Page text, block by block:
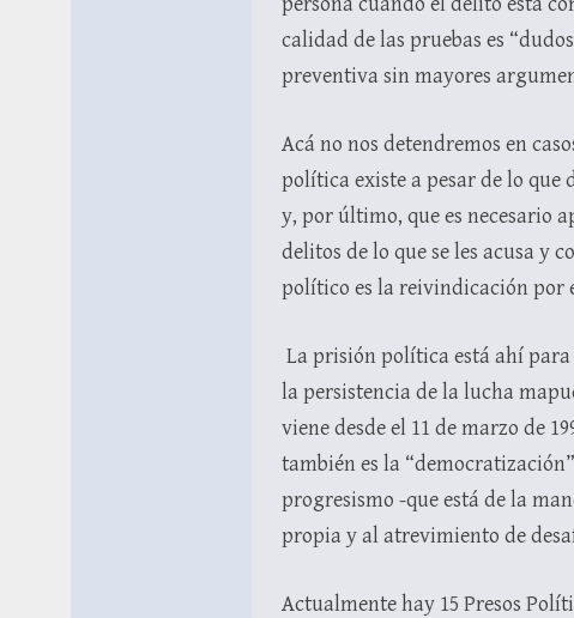
calidad de las pruebas es
preventiva sin mayores
Acá no nos detendremos en
política existe a pesar de lo que
y, por último, que es necesario
delitos de lo que se les acusa y
político es la reivindicación
La prisión política está ahí
la persistencia de la lucha
viene desde el 11 de marzo de
también es la
progresismo -que está de la
propia y al atrevimiento de
Actualmente hay 15 Presos